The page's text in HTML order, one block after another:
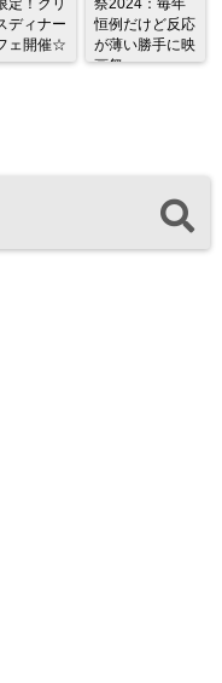
定！クリ
ディナー
ェ開催☆
祭2024：毎年
恒例だけど反応
が薄い勝手に映
画祭